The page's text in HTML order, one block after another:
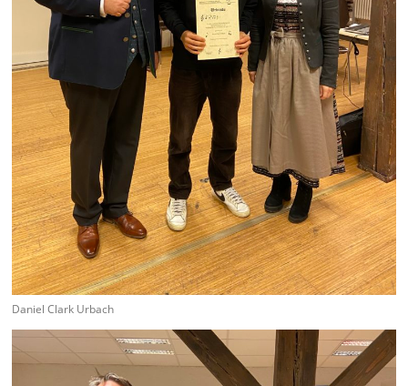
Daniel Clark Urbach